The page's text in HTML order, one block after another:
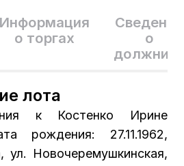
Информация
о торгах
Сведения
о
лота
к Костенко Ирине
рождения: 27.11.1962,
ул. Новочеремушкинская,